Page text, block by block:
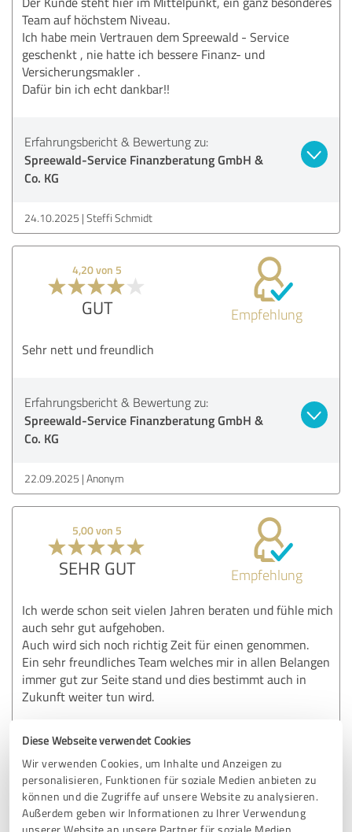
Diese Webseite verwendet Cookies
Wir verwenden Cookies, um Inhalte und Anzeigen zu
personalisieren, Funktionen für soziale Medien anbieten zu
können und die Zugriffe auf unsere Website zu analysieren.
Außerdem geben wir Informationen zu Ihrer Verwendung
Team auf höchstem Niveau.
Ich habe mein Vertrauen dem Spreewald - Service
geschenkt , nie hatte ich bessere Finanz- und
Versicherungsmakler .
Dafür bin ich echt dankbar!!
Erfahrungsbericht & Bewertung zu:
Spreewald-Service Finanzberatung GmbH &
Co. KG
24.10.2025 Steffi Schmidt
4,20 von 5
GUT Empfehlung
Sehr nett und freundlich
Erfahrungsbericht & Bewertung zu:
Spreewald-Service Finanzberatung GmbH &
Co. KG
22.09.2025 Anonym
5,00 von 5
SEHR GUT Empfehlung
Ich werde schon seit vielen Jahren beraten und fühle mich
auch sehr gut aufgehoben.
Auch wird sich noch richtig Zeit für einen genommen.
Ein sehr freundliches Team welches mir in allen Belangen
immer gut zur Seite stand und dies bestimmt auch in
Zukunft weiter tun wird.
Erfahrungsbericht & Bewertung zu:
Spreewald-Service Finanzberatung GmbH &
Co. KG
01.09.2025 Anonym